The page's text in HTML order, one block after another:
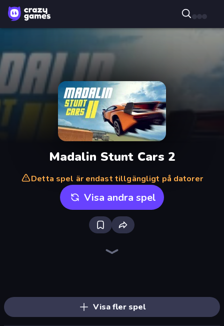
Madalin Stunt Cars 2
Detta spel är endast tillgängligt på datorer
Visa andra spel
Visa fler spel